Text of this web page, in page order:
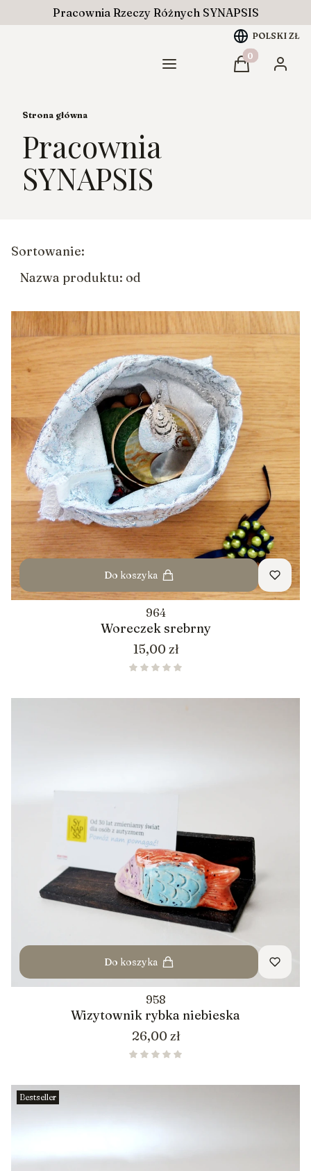
Pracownia Rzeczy Różnych SYNAPSIS
POLSKI ZŁ
Menu Produkty w
Koszyk
Strona główna
Pracownia
SYNAPSIS
Lista produktów
Sortowanie:
Nazwa produktu: od Z do A
Do koszyka
964
Woreczek srebrny
Cena
15,00 zł
Do koszyka
958
Wizytownik rybka niebieska
Cena
26,00 zł
Bestseller